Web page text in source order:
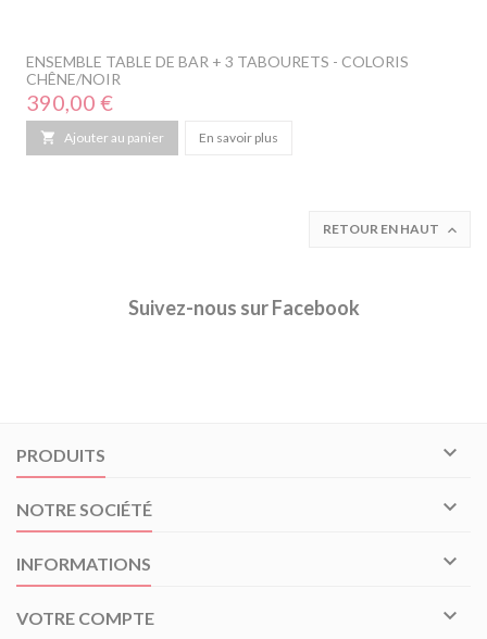
ENSEMBLE TABLE DE BAR + 3 TABOURETS - COLORIS
CHÊNE/NOIR
Prix
390,00 €
 Ajouter au panier En savoir plus
RETOUR EN HAUT 
Suivez-nous sur Facebook
PRODUITS 
NOTRE SOCIÉTÉ 
INFORMATIONS 
VOTRE COMPTE 